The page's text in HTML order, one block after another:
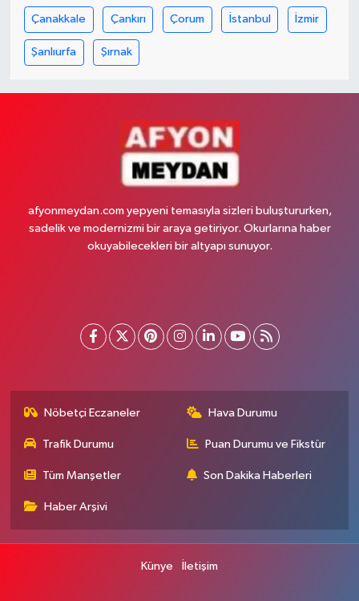
Çanakkale Çankırı Çorum İstanbul İzmir
Şanlıurfa Şırnak
afyonmeydan.com yepyeni temasıyla sizleri buluştururken,
sadelik ve modernizmi bir araya getiriyor. Okurlarına haber
okuyabilecekleri bir altyapı sunuyor.
Nöbetçi Eczaneler Hava Durumu
Trafik Durumu Puan Durumu ve Fikstür
Tüm Manşetler Son Dakika Haberleri
Haber Arşivi
Künye İletişim